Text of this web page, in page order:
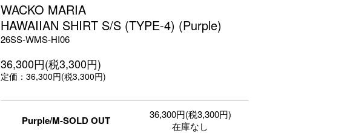
WACKO MARIA
HAWAIIAN SHIRT S/S (TYPE-4) (Purple)
26SS-WMS-HI06
36,300円(税3,300円)
定価：36,300円(税3,300円)
Purple/M-SOLD OUT
36,300円(税3,300円)
在庫なし